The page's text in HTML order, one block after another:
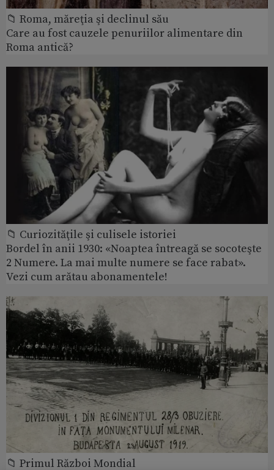
📁 Roma, măreţia şi declinul său
Care au fost cauzele penuriilor alimentare din
Roma antică?
📁 Curiozităţile şi culisele istoriei
Bordel în anii 1930: «Noaptea întreagă se socoteşte
2 Numere. La mai multe numere se face rabat».
Vezi cum arătau abonamentele!
📁 Primul Război Mondial